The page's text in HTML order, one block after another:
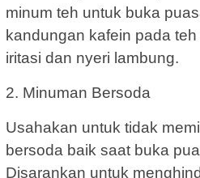
minum teh untuk buka
kandungan kafein pada
iritasi dan nyeri lambung.
2. Minuman Bersoda
Usahakan untuk tidak
bersoda baik saat buka
Disarankan untuk